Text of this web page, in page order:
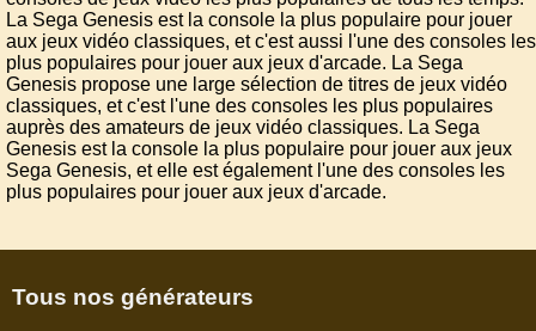
La Sega Genesis est la console la plus populaire pour jouer
aux jeux vidéo classiques, et c'est aussi l'une des consoles les
plus populaires pour jouer aux jeux d'arcade. La Sega
Genesis propose une large sélection de titres de jeux vidéo
classiques, et c'est l'une des consoles les plus populaires
auprès des amateurs de jeux vidéo classiques. La Sega
Genesis est la console la plus populaire pour jouer aux jeux
Sega Genesis, et elle est également l'une des consoles les
plus populaires pour jouer aux jeux d'arcade.
Tous nos générateurs